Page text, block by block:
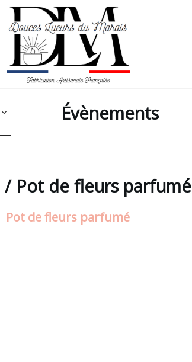
Évènements
/ Pot de fleurs parfumé
Pot de fleurs parfumé